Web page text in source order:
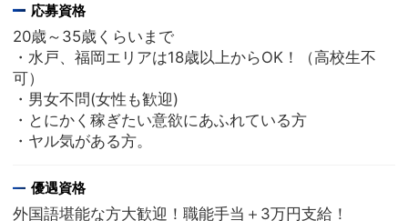
応募資格
20歳～35歳くらいまで
・水戸、福岡エリアは18歳以上からOK！（高校生不
可）
・男女不問(女性も歓迎)
・とにかく稼ぎたい意欲にあふれている方
・ヤル気がある方。
優遇資格
外国語堪能な方大歓迎！職能手当＋3万円支給！